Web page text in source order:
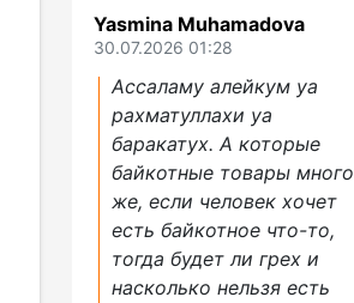
Yasmina Muhamadova
30.07.2026 01:28
Ассаламу алейкум уа
рахматуллахи уа
баракатух. А которые
байкотные товары много
же, если человек хочет
есть байкотное что-то,
тогда будет ли грех и
насколько нельзя есть